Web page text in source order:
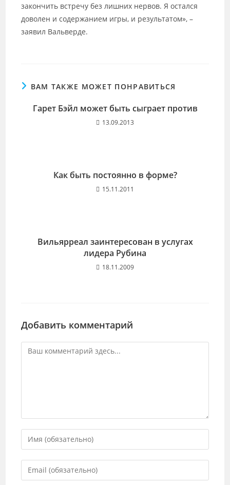
закончить встречу без лишних нервов. Я остался
доволен и содержанием игры, и результатом», –
заявил Вальверде.
ВАМ ТАКЖЕ МОЖЕТ ПОНРАВИТЬСЯ
Гарет Бэйл может быть сыграет против
13.09.2013
Как быть постоянно в форме?
15.11.2011
Вильярреал заинтересован в услугах
лидера Рубина
18.11.2009
Добавить комментарий
Комментарий
Введите
свое
имя
или
Введите
свой